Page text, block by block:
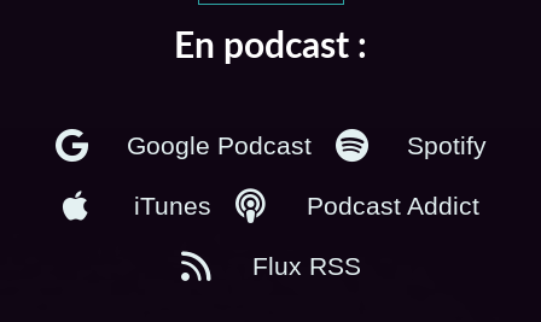
En podcast :
Google Podcast Spotify
iTunes Podcast Addict
Flux RSS